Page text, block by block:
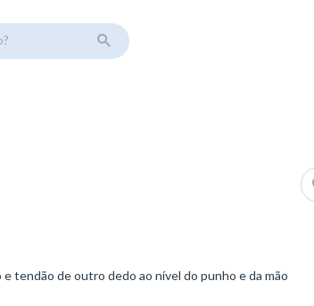
tendão de outro dedo ao nível do punho e da mão